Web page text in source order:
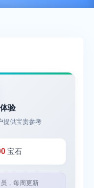
验
提供宝贵参考
宝石
，每周更新